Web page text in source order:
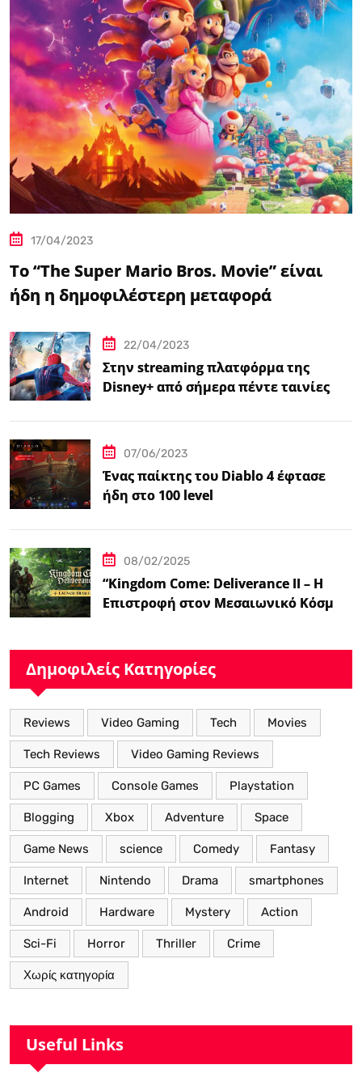
17/04/2023
Το “The Super Mario Bros. Movie” είναι
ήδη η δημοφιλέστερη μεταφορά
22/04/2023
Στην streaming πλατφόρμα της
Disney+ από σήμερα πέντε ταινίες
07/06/2023
Ένας παίκτης του Diablo 4 έφτασε
ήδη στο 100 level
08/02/2025
“Kingdom Come: Deliverance II – Η
Επιστροφή στον Μεσαιωνικό Κόσμο
Δημοφιλείς Κατηγορίες
Reviews Video Gaming Tech Movies
Tech Reviews Video Gaming Reviews
PC Games Console Games Playstation
Blogging Xbox Adventure Space
Game News science Comedy Fantasy
Internet Nintendo Drama smartphones
Android Hardware Mystery Action
Sci-Fi Horror Thriller Crime
Χωρίς κατηγορία
Useful Links